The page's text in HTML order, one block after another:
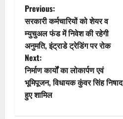
P
o
s
t
n
Previous:
सरकारी कर्मचारियों को शेयर व
म्युचुअल फंड में निवेश की रहेगी
अनुमति, इंट्राडे ट्रेडिंग पर रोक
Next:
निर्माण कार्यों का लोकार्पण एवं
भूमिपूजन, विधायक कुंवर सिंह निषाद
हुए शामिल